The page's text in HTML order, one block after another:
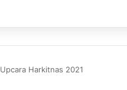
Upcara Harkitnas 2021